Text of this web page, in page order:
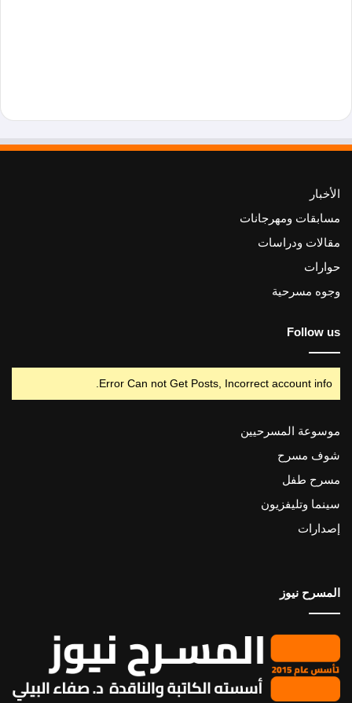
الأخبار
مسابقات ومهرجانات
مقالات ودراسات
حوارات
وجوه مسرحية
Follow us
Error Can not Get Posts, Incorrect account info.
موسوعة المسرحيين
شوف مسرح
مسرح طفل
سينما وتليفزيون
إصدارات
المسرح نيوز